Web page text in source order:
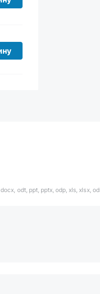
odt, ppt, pptx, odp, xls, xlsx,